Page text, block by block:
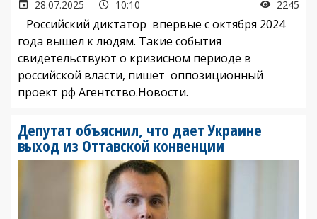
28.07.2025 10:10 2245
Российский диктатор впервые с октября 2024
года вышел к людям. Такие события
свидетельствуют о кризисном периоде в
российской власти, пишет оппозиционный
проект рф Агентство.Новости.
Депутат объяснил, что дает Украине
выход из Оттавской конвенции